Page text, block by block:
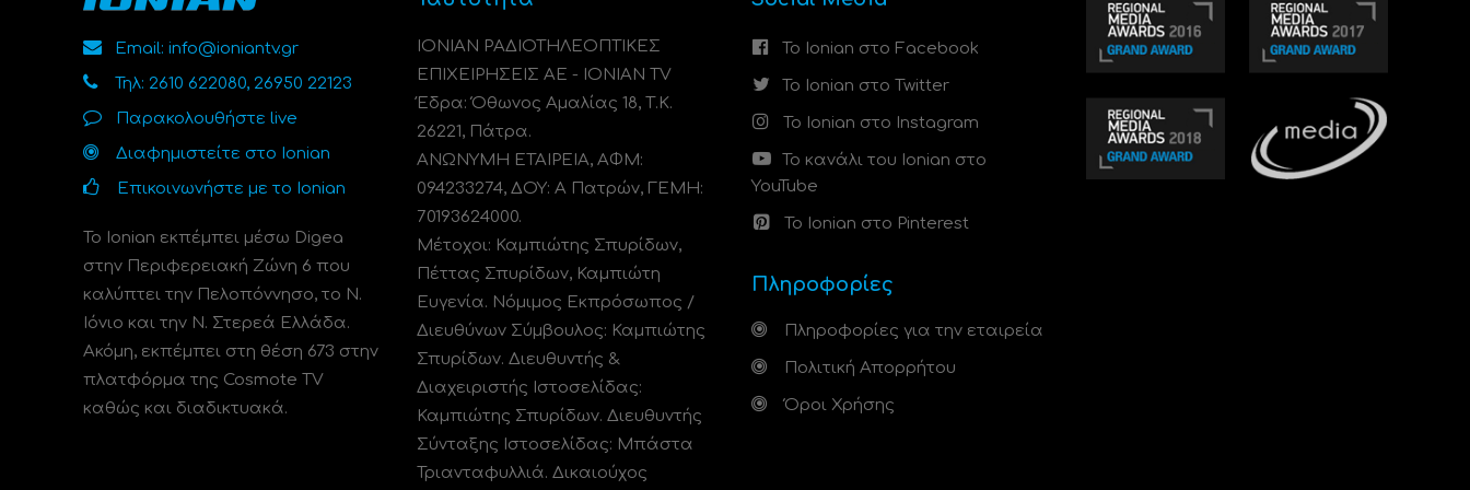
Email: info@ioniantv.gr
Τηλ: 2610 622080, 26950 22123
Παρακολουθήστε live
Διαφημιστείτε στο Ionian
Επικοινωνήστε με το Ionian
Το Ionian εκπέμπει μέσω Digea
στην Περιφερειακή Ζώνη 6 που
καλύπτει την Πελοπόννησο, το N.
Ιόνιο και την Ν. Στερεά Ελλάδα.
Ακόμη, εκπέμπει στη θέση 673 στην
πλατφόρμα της Cosmote TV
καθώς και διαδικτυακά.
ΙΟΝΙΑΝ ΡΑΔΙΟΤΗΛΕΟΠΤΙΚΕΣ
ΕΠΙΧΕΙΡΗΣΕΙΣ ΑΕ - IONIAN TV
Έδρα: Όθωνος Αμαλίας 18, Τ.Κ.
26221, Πάτρα.
ΑΝΩΝΥΜΗ ΕΤΑΙΡΕΙΑ, ΑΦΜ:
094233274, ΔΟΥ: A Πατρών, ΓΕΜΗ:
70193624000.
Μέτοχοι: Καμπιώτης Σπυρίδων,
Πέττας Σπυρίδων, Καμπιώτη
Ευγενία. Νόμιμος Εκπρόσωπος /
Διευθύνων Σύμβουλος: Καμπιώτης
Σπυρίδων. Διευθυντής &
Διαχειριστής Ιστοσελίδας:
Καμπιώτης Σπυρίδων. Διευθυντής
Σύνταξης Ιστοσελίδας: Μπάστα
Τριανταφυλλιά. Δικαιούχος
Το Ionian στο Facebook
Το Ionian στο Twitter
Το Ionian στο Instagram
Το κανάλι του Ionian στο
YouTube
Το Ionian στο Pinterest
Πληροφορίες
Πληροφορίες για την εταιρεία
Πολιτική Απορρήτου
Όροι Χρήσης